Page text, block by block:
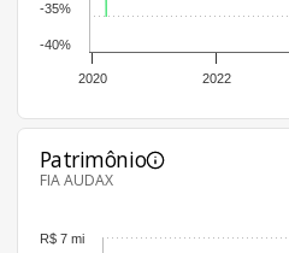
2020 2022
-40%
-35%
Patrimônio
FIA AUDAX
R$ 7 mi